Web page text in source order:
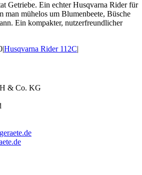
Getriebe. Ein echter Husqvarna Rider für
man mühelos um Blumenbeete, Büsche
Ein kompakter, nutzerfreundlicher
|Husqvarna Rider 112C|
& Co. KG